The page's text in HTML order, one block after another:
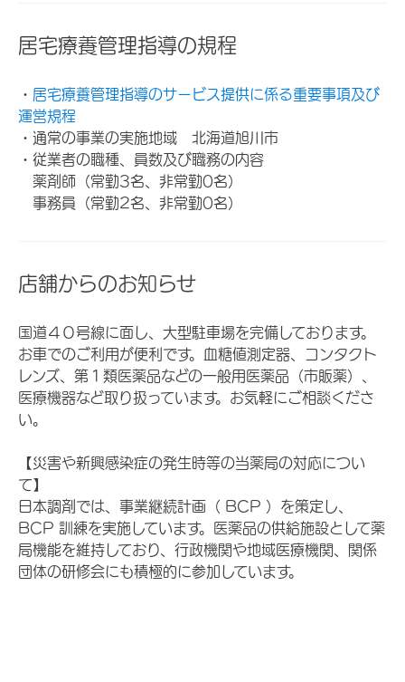
居宅療養管理指導の規程
・ 居宅療養管理指導のサービス提供に係る重要事項及び
運営規程
・通常の事業の実施地域 北海道旭川市
・従業者の職種、員数及び職務の内容
薬剤師（常勤3名、非常勤0名）
事務員（常勤2名、非常勤0名）
店舗からのお知らせ
国道４０号線に面し、大型駐車場を完備しております。
お車でのご利用が便利です。血糖値測定器、コンタクト
レンズ、第１類医薬品などの一般用医薬品（市販薬）、
医療機器など取り扱っています。お気軽にご相談くださ
い。
【災害や新興感染症の発生時等の当薬局の対応につい
て】
日本調剤では、事業継続計画（ BCP ）を策定し、
BCP 訓練を実施しています。医薬品の供給施設として薬
局機能を維持しており、行政機関や地域医療機関、関係
団体の研修会にも積極的に参加しています。